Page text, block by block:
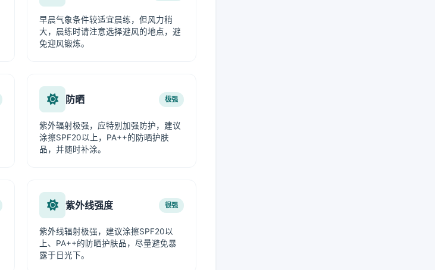
早晨气象条件较适宜晨练，但风力稍
大，晨练时请注意选择避风的地点，避
免迎风锻炼。
防晒 极强
紫外辐射极强，应特别加强防护，建议
涂擦SPF20以上，PA++的防晒护肤
品，并随时补涂。
紫外线强度 很强
紫外线辐射极强，建议涂擦SPF20以
上、PA++的防晒护肤品，尽量避免暴
露于日光下。